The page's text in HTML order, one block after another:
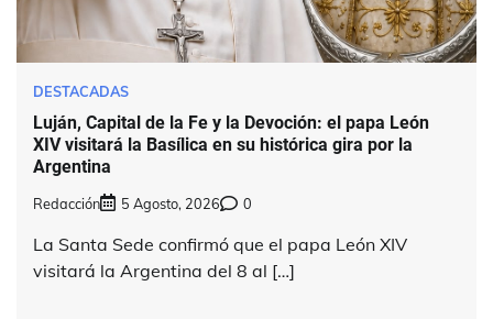
DESTACADAS
Luján, Capital de la Fe y la Devoción: el papa León
XIV visitará la Basílica en su histórica gira por la
Argentina
Redacción 5 Agosto, 2026 0
La Santa Sede confirmó que el papa León XIV
visitará la Argentina del 8 al […]